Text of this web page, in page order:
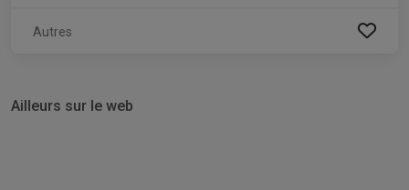
Autres
Ailleurs sur le web